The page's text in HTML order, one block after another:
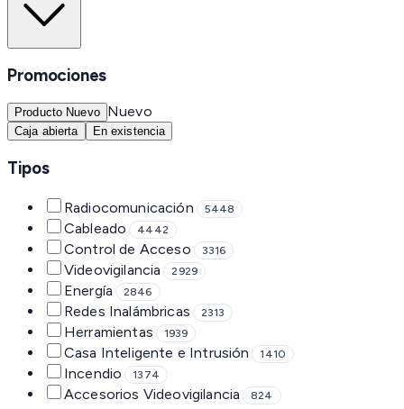
Promociones
Producto Nuevo Nuevo
Caja abierta En existencia
Tipos
Radiocomunicación 5448
Cableado 4442
Control de Acceso 3316
Videovigilancia 2929
Energía 2846
Redes Inalámbricas 2313
Herramientas 1939
Casa Inteligente e Intrusión 1410
Incendio 1374
Accesorios Videovigilancia 824